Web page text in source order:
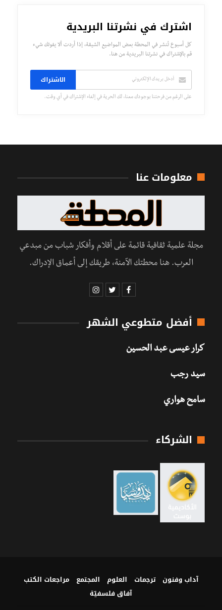
اشترك في نشرتنا البريدية
كل أسبوع تُنشر في المحطة بعض المواضيع الشيقة، إذا أردت ألا يفوتك شيء
قم بالإشتراك في نشرتنا البريدية من هنا.
الاشتراك
على الرغم من فرحتنا بوجودك معنا، لك الحرية في إلغاء الإشتراك في أي وقت.
معلومات عنا
مجلة علمية ثقافية قائمة على أقلام وأفكار شباب من مبدعي
العرب. هنا محطتك الآمنة، طريقك إلى أعماق الإدراك.
أفضل متطوعي الشهر
كرار عيسى عبد الحسين
سيد رجب
سامح هواري
الشركاء
آداب وفنون ترجمات العلوم المجتمع
مراجعات الكتب
آفاق فلسفيّة‎